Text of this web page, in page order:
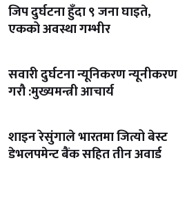
जिप दुर्घटना हुँदा ९ जना घाइते,
एकको अवस्था गम्भीर
सवारी दुर्घटना न्यूनिकरण न्यूनीकरण
गरौ :मुख्यमन्त्री आचार्य
शाइन रेसुंगाले भारतमा जित्यो बेस्ट
डेभलपमेन्ट बैंक सहित तीन अवार्ड